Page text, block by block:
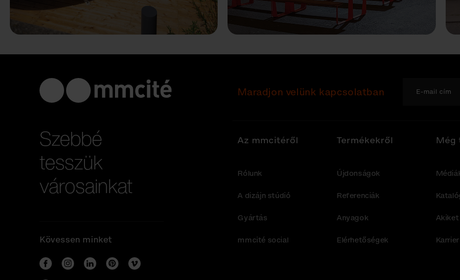
Szebbé
tesszük
városainkat
Kövessen minket
Maradjon velünk kapcsolatban
Az mmcitéről
Rólunk
A dizájn stúdió
Gyártás
mmcité social
Termékekről
Újdonságok
Referenciák
Anyagok
Elérhetőségek
Még
Karrier